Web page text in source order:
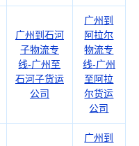
广州到石河
子物流专
线-广州至
石河子货运
公司
广州到
阿拉尔
物流专
线-广州
至阿拉
尔货运
公司
广州到